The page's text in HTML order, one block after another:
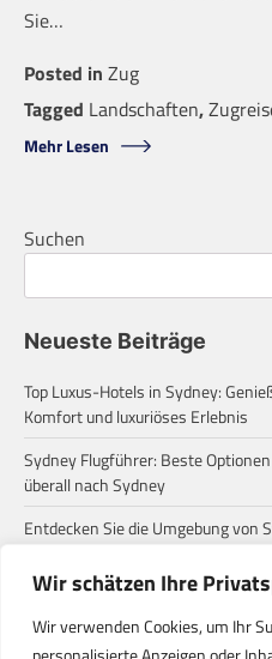
Wir schätzen Ihre
Wir verwenden Cookies, um Ihr
Sie…
Posted in Zug
Tagged Landschaften,
Mehr Lesen
Suchen
Neueste Beiträge
Top Luxus-Hotels in Sydney:
Komfort und luxuriöses Erlebnis
Sydney Flugführer: Beste
überall nach Sydney
Entdecken Sie die Umgebung von
für einen Tagesausflug
Zum ersten Mal in Sydney? Diese
solltest du wissen!